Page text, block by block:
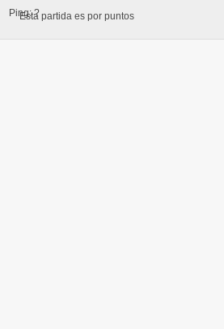
Esta partida es por puntos
Ping:?